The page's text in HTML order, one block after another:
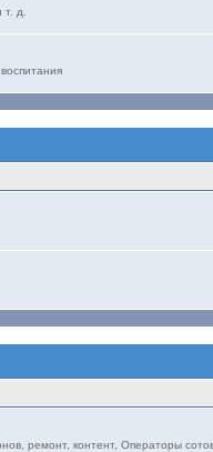
д.
ремонт, контент, Операторы